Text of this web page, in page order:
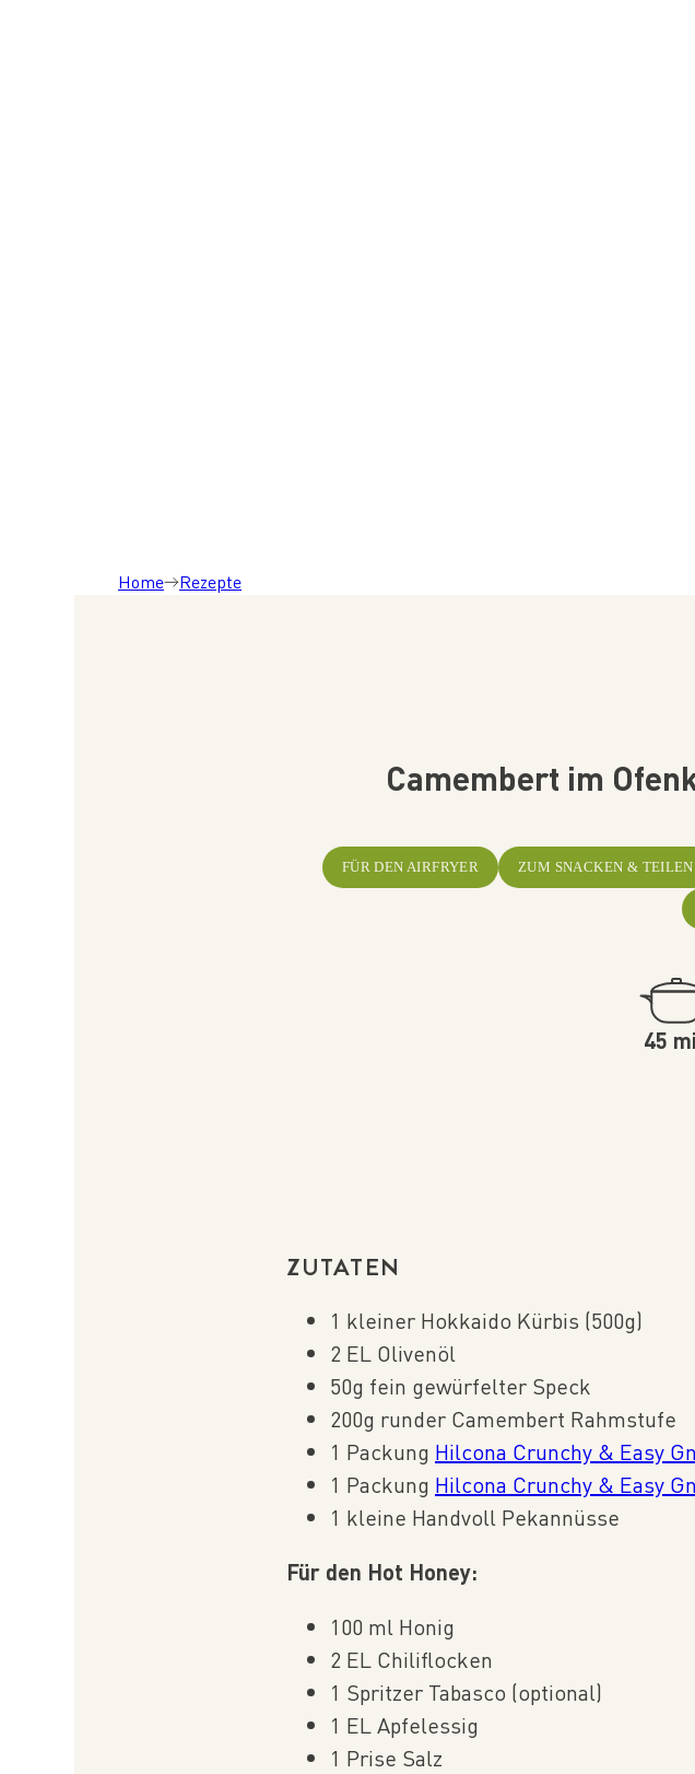
Home Rezepte
Camembert im
FÜR DEN AIRFRYER ZUM SNACKEN & TEILEN
45
ZUTATEN
1 kleiner Hokkaido Kürbis (500g)⁠
2 EL Olivenöl⁠
50g fein gewürfelter Speck⁠
200g runder Camembert Rahmstufe ⁠
1 Packung Hilcona Crunchy & Easy
1 Packung Hilcona Crunchy & Easy
1 kleine Handvoll Pekannüsse⁠
Für den Hot Honey⁠:
100 ml Honig⁠
2 EL Chiliflocken⁠
1 Spritzer Tabasco (optional)⁠
1 EL Apfelessig⁠
1 Prise Salz⁠